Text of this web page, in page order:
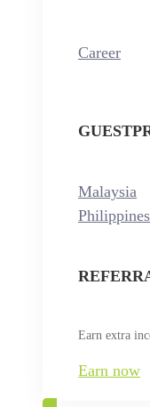
Career
Malaysia
Earn extra
Earn now